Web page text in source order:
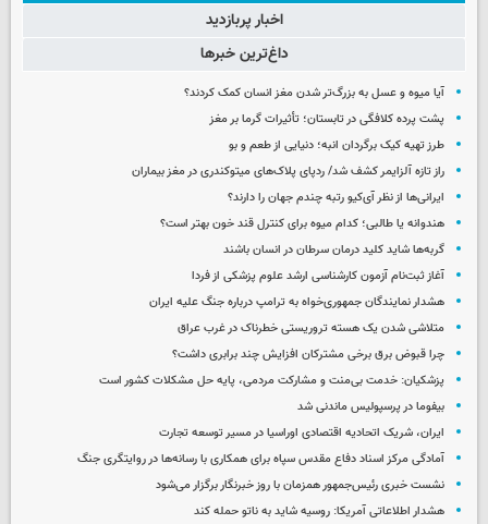
اخبار پربازدید
داغ‌ترین خبرها
آیا میوه و عسل به بزرگ‌تر شدن مغز انسان کمک کردند؟
پشت پرده کلافگی در تابستان؛ تأثیرات گرما بر مغز
طرز تهیه کیک برگردان انبه؛ دنیایی از طعم و بو
راز تازه آلزایمر کشف شد/ ردپای پلاک‌های میتوکندری در مغز بیماران
ایرانی‌ها از نظر آی‌کیو رتبه چندم جهان را دارند؟
هندوانه یا طالبی؛ کدام‌ میوه برای کنترل قند خون بهتر است؟
گربه‌ها شاید کلید درمان سرطان در انسان باشند
آغاز ثبت‌نام‌ آزمون کارشناسی ارشد علوم پزشکی از فردا
هشدار نمایندگان جمهوری‌خواه به ترامپ درباره جنگ علیه ایران
متلاشی شدن یک هسته تروریستی خطرناک در غرب عراق
چرا قبوض برق برخی مشترکان افزایش چند برابری داشت؟
پزشکیان: خدمت بی‌منت و مشارکت مردمی، پایه حل مشکلات کشور است
بیفوما در پرسپولیس ماندنی شد
ایران، شریک اتحادیه اقتصادی اوراسیا در مسیر توسعه تجارت
آمادگی مرکز اسناد دفاع مقدس سپاه برای همکاری با رسانه‌ها در روایتگری جنگ
نشست خبری رئیس‌جمهور همزمان با روز خبرنگار برگزار می‌شود
هشدار اطلاعاتی آمریکا: روسیه شاید به ناتو حمله کند